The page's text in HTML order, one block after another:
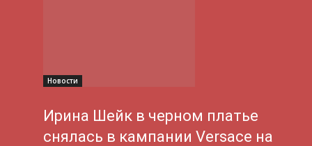
Новости
Ирина Шейк в черном платье
снялась в кампании Versace на